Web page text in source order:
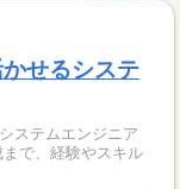
せるシステ
ステムエンジニア
で、経験やスキル